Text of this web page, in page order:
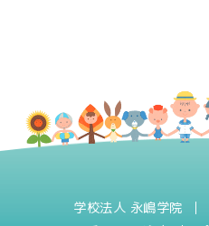
学校法人 永嶋学院